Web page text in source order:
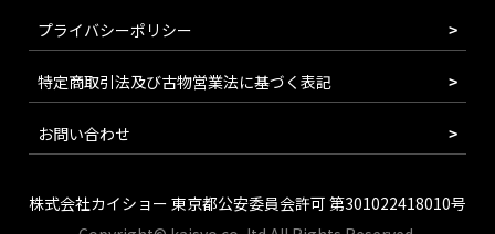
プライバシーポリシー
特定商取引法及び古物営業法に基づく表記
お問い合わせ
株式会社カイショー 東京都公安委員会許可 第301022418010号